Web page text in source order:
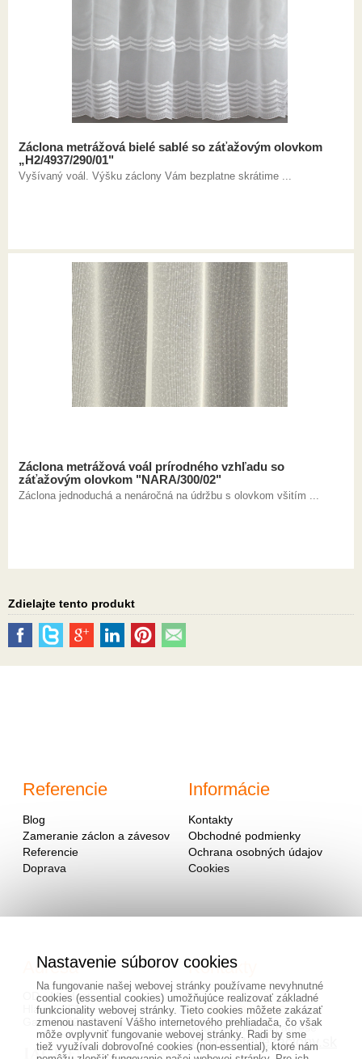
Záclona metrážová bielé sablé so záťažovým olovkom
„H2/4937/290/01"
Vyšívaný voál. Výšku záclony Vám bezplatne skrátime ...
Záclona metrážová voál prírodného vzhľadu so
záťažovým olovkom "NARA/300/02"
Záclona jednoduchá a nenáročná na údržbu s olovkom všitím ...
Zdielajte tento produkt
Referencie
Blog
Zameranie záclon a závesov
Referencie
Doprava
Informácie
Kontakty
Obchodné podmienky
Ochrana osobných údajov
Cookies
Adresa
OD - Mladosť
Hlavná 951
Galanta 924 01
Kontakty
0940 091 999
alebo na mailovej adrese
info@hotovezaclony.sk
Nastavenie súborov cookies
Na fungovanie našej webovej stránky používame nevyhnutné
cookies (essential cookies) umožňujúce realizovať základné
funkcionality webovej stránky. Tieto cookies môžete zakázať
zmenou nastavení Vášho internetového prehliadača, čo však
môže ovplyvniť fungovanie webovej stránky. Radi by sme
tiež využívali dobrovoľné cookies (non-essential), ktoré nám